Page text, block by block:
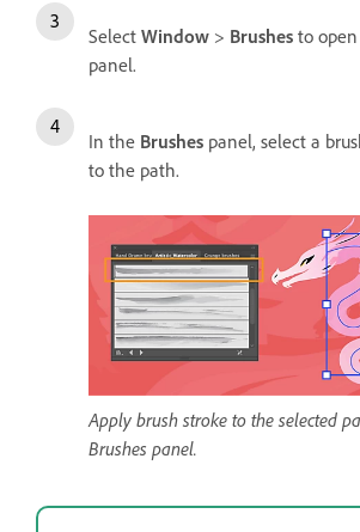
Select Window > Brushes to
panel.
In the Brushes panel, select a
to the path.
Apply brush stroke to the selected
Brushes panel.